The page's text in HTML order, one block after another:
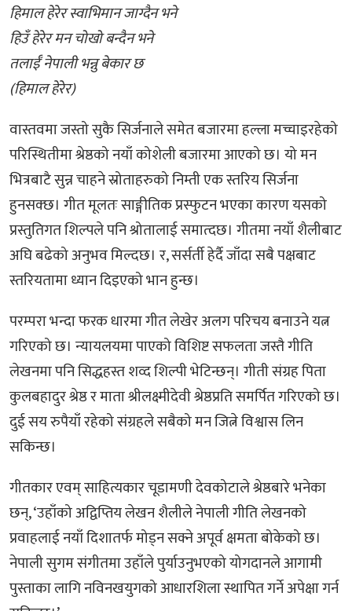
हिमाल हेरेर स्वाभिमान जाग्दैन भने
हिउँ हेरेर मन चोखो बन्दैन भने
तलाईँ नेपाली भन्नु बेकार छ
(हिमाल हेरेर)
वास्तवमा जस्तो सुकै सिर्जनाले समेत बजारमा हल्ला मच्चाइरहेको
परिस्थितीमा श्रेष्ठको नयाँ कोशेली बजारमा आएको छ। यो मन
भित्रबाटै सुन्न चाहने स्रोताहरुको निम्ती एक स्तरिय सिर्जना
हुनसक्छ। गीत मूलतः साङ्गीतिक प्रस्फुटन भएका कारण यसको
प्रस्तुतिगत शिल्पले पनि श्रोतालाई समात्दछ। गीतमा नयाँ शैलीबाट
अघि बढेको अनुभव मिल्दछ। र, सर्सर्ती हेर्दै जाँदा सबै पक्षबाट
स्तरियतामा ध्यान दिइएको भान हुन्छ।
परम्परा भन्दा फरक धारमा गीत लेखेर अलग परिचय बनाउने यत्न
गरिएको छ। न्यायलयमा पाएको विशिष्ट सफलता जस्तै गीति
लेखनमा पनि सिद्धहस्त शव्द शिल्पी भेटिन्छन्। गीती संग्रह पिता
कुलबहादुर श्रेष्ठ र माता श्रीलक्ष्मीदेवी श्रेष्ठप्रति समर्पित गरिएको छ।
दुई सय रुपैयाँ रहेको संग्रहले सबैको मन जित्ने विश्वास लिन
सकिन्छ।
गीतकार एवम् साहित्यकार चूडामणी देवकोटाले श्रेष्ठबारे भनेका
छन्, ‘उहाँको अद्विप्तिय लेखन शैलीले नेपाली गीति लेखनको
प्रवाहलाई नयाँ दिशातर्फ मोड्न सक्ने अपूर्व क्षमता बोकेको छ।
नेपाली सुगम संगीतमा उहाँले पुर्याउनुभएको योगदानले आगामी
पुस्ताका लागि नविनखयुगको आधारशिला स्थापित गर्ने अपेक्षा गर्न